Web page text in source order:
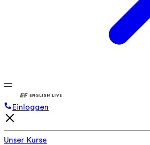
Einloggen
Unser Kurse